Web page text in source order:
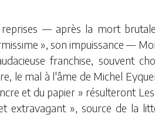
— après la mort
», son impuissance —
franchise, souvent
le mal à l'âme de Michel
et du papier » résulteront Les
extravagant », source de la